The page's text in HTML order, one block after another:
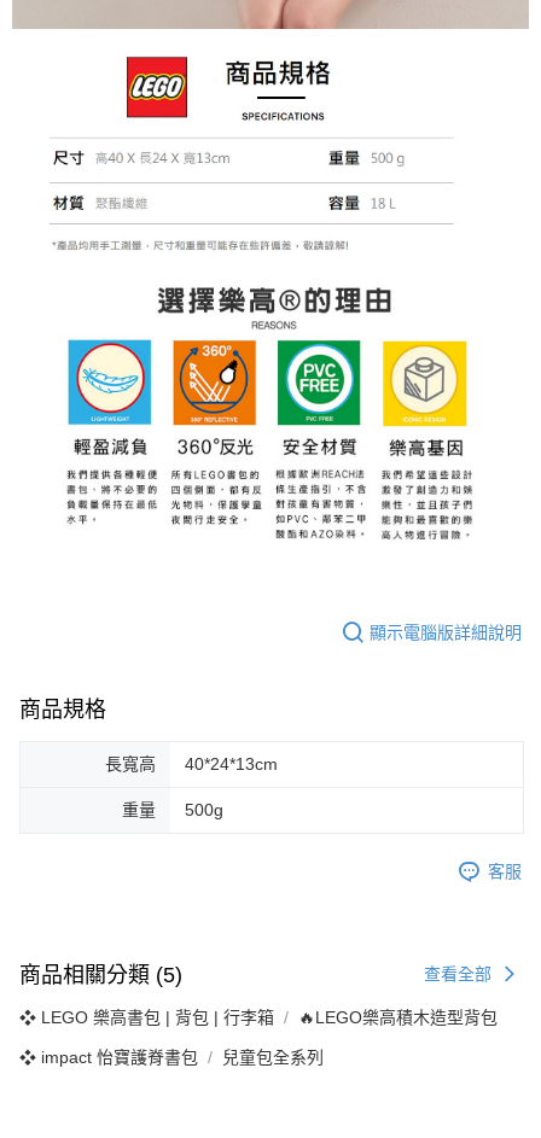
顯示電腦版詳細說明
商品規格
長寬高 40*24*13cm
重量 500g
客服
商品相關分類 (5) 查看全部
❖ LEGO 樂高書包 | 背包 | 行李箱 🔥LEGO樂高積木造型背包
❖ impact 怡寶護脊書包 兒童包全系列